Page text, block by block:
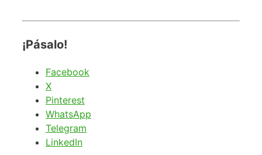
¡Pásalo!
Facebook
X
Pinterest
WhatsApp
Telegram
LinkedIn